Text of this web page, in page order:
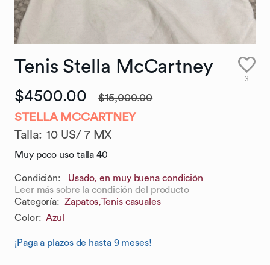
Tenis Stella McCartney
3
$4500.00 $15,000.00
STELLA MCCARTNEY
Talla: 10 US/ 7 MX
Muy poco uso talla 40
Condición:
Usado, en muy buena condición
Leer más sobre la condición del producto
Categoría: Zapatos,Tenis casuales
Color: Azul
¡Paga a plazos de hasta 9 meses!